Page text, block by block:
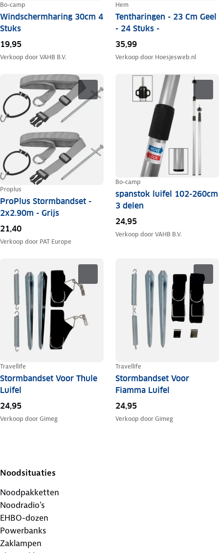
Bo-camp
Windschermharing 30cm 4
Stuks
19,95
Verkoop doorVAHB B.V.
Hem
Tentharingen - 23 Cm Geel
- 24 Stuks -
35,99
Verkoop door Hoesjesweb.nl
Proplus
ProPlus Stormbandset -
2x2.90m - Grijs
21,40
Verkoop door PAT Europe
Bo-camp
spanstok luifel 102-260cm
3 delen
24,95
Verkoop doorVAHB B.V.
Travellife
Stormbandset Voor Thule
Luifel
24,95
Verkoop doorGimeg
Travellife
Stormbandset Voor
Fiamma Luifel
24,95
Verkoop doorGimeg
Noodsituaties
Noodpakketten
Noodradio's
EHBO-dozen
Powerbanks
Zaklampen